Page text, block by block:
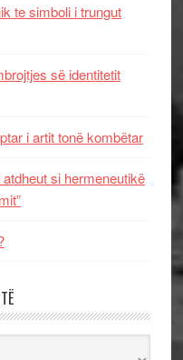
te simboli i trungut
së identitetit
i artit tonë kombëtar
si hermeneutikë